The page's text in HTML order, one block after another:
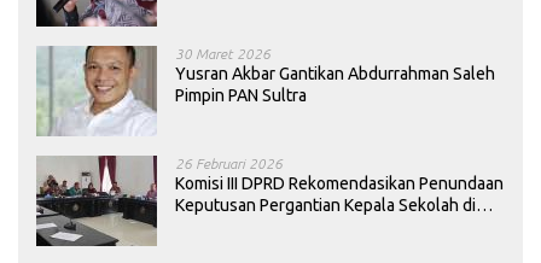
30 Maret 2026
Yusran Akbar Gantikan Abdurrahman Saleh
Pimpin PAN Sultra
26 Februari 2026
Komisi III DPRD Rekomendasikan Penundaan
Keputusan Pergantian Kepala Sekolah di